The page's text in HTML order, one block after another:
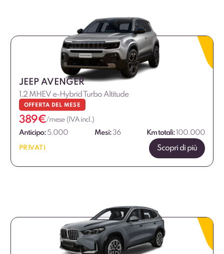
JEEP AVENGER
1.2 MHEV e-Hybrid Turbo Altitude
OFFERTA DEL MESE
389€/mese (IVA incl.)
Anticipo:5.000 Mesi:36 Km totali: 100.000
PRIVATI Scopri di più